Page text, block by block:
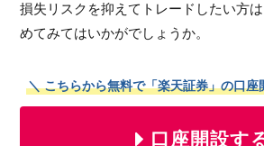
損失リスクを抑えてトレードしたい方
めてみてはいかがでしょうか。
＼ こちらから無料で「楽天証券」の口座
口座開設す